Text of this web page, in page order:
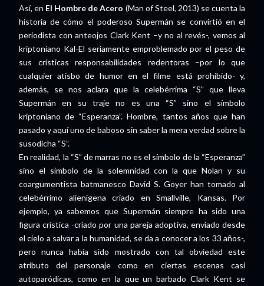
Así, en El Hombre de Acero (Man of Steel, 2013) se cuenta la
historia de cómo el poderoso Supermán se convirtió en el
periodista con anteojos Clark Kent –y no al revés-, vemos al
kriptoniano Kal-El seriamente emproblemado por el peso de
sus crísticas responsabilidades redentoras –por lo que
cualquier atisbo de humor en el filme está prohibido- y,
además, se nos aclara que la celebérrima “S” que lleva
Supermán en su traje no es una “S” sino el símbolo
kriptoniano de “Esperanza”. Hombre, tantos años que han
pasado y aquí uno de baboso sin saber la mera verdad sobre la
susodicha “S”.
En realidad, la “S” de marras no es el símbolo de la “Esperanza”
sino el símbolo de la solemnidad con la que Nolan y su
coargumentista batmanesco David S. Goyer han tomado al
celebérrimo alienígena criado en Smallville, Kansas. Por
ejemplo, ya sabemos que Supermán siempre ha sido una
figura crística -criado por una pareja adoptiva, enviado desde
el cielo a salvar a la humanidad, se da a conocer a los 33 años-,
pero nunca había sido mostrado con tal obviedad este
atributo del personaje como en ciertas escenas casi
autoparódicas, como en la que un barbado Clark Kent se